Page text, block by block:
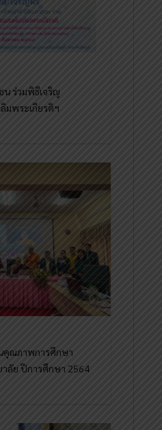
น ร่วมพิธีเจริญ
มพระเกียรติฯ
คุณภาพการศึกษา
ลัย ปีการศึกษา 2564